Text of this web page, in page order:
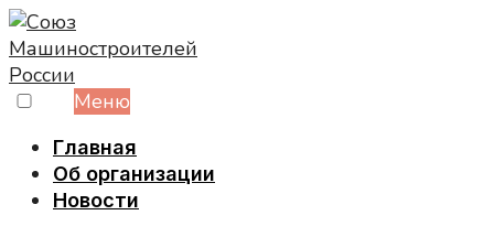
Skip
to
content
Меню
Главная
Об организации
Новости